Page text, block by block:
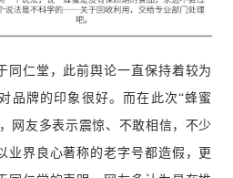
同仁堂，此前舆论一直保持着较为
品牌的印象很好。而在此次“蜂蜜
网友多表示震惊、不敢相信，不少
业界良心著称的老字号都造假，更